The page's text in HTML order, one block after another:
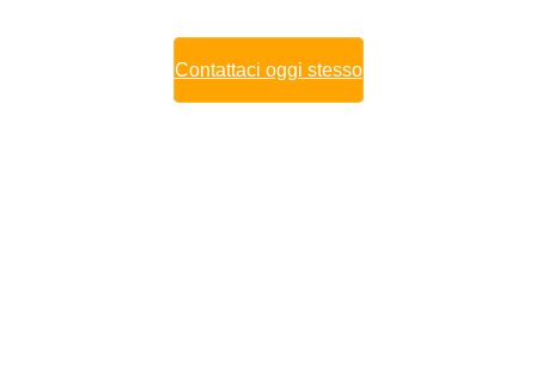
Contattaci oggi stesso